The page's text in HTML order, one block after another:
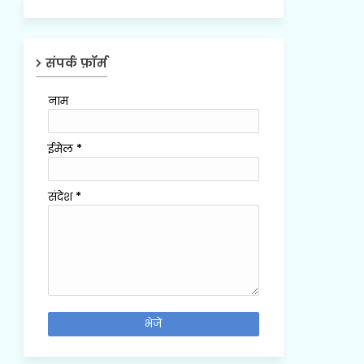
संपर्क फ़ॉर्म
नाम
ईमेल *
संदेश *